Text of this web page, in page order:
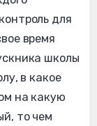
для
время
школы
в какое
на какую
то чем